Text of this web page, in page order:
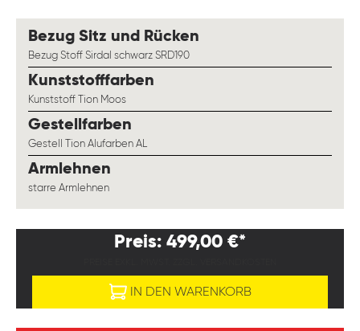
Bezug Sitz und Rücken
Bezug Stoff Sirdal schwarz SRD190
Kunststofffarben
Kunststoff Tion Moos
Gestellfarben
Gestell Tion Alufarben AL
Armlehnen
starre Armlehnen
Preis: 499,00 €*
IN DEN WARENKORB